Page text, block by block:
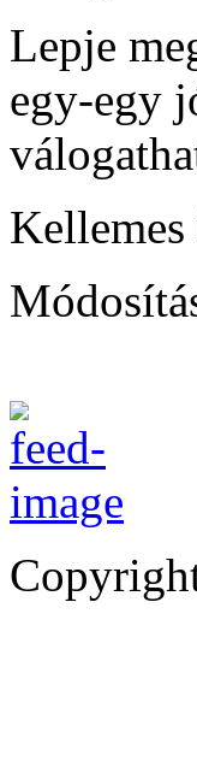
Lepje
egy-egy